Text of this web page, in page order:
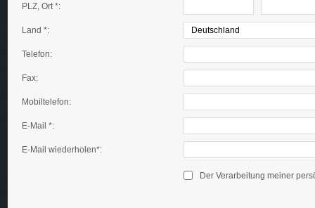
PLZ, Ort *:
Land *:
Telefon:
Fax:
Mobiltelefon:
E-Mail *:
E-Mail wiederholen*:
Der Verarbeitung meiner